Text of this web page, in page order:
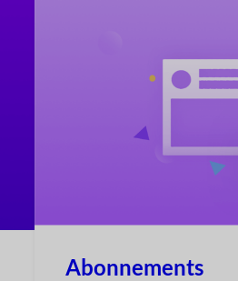
Abonnements